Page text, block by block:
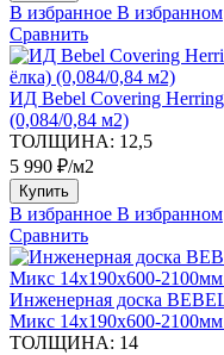
В избранное В избранном
Сравнить
ИД Bebel Covering
(0,084/0,84 м2)
ТОЛЩИНА: 12,5
5 990 ₽/м2
Купить
В избранное В избранном
Сравнить
Инженерная доска
Микс 14х190х600-
ТОЛЩИНА: 14